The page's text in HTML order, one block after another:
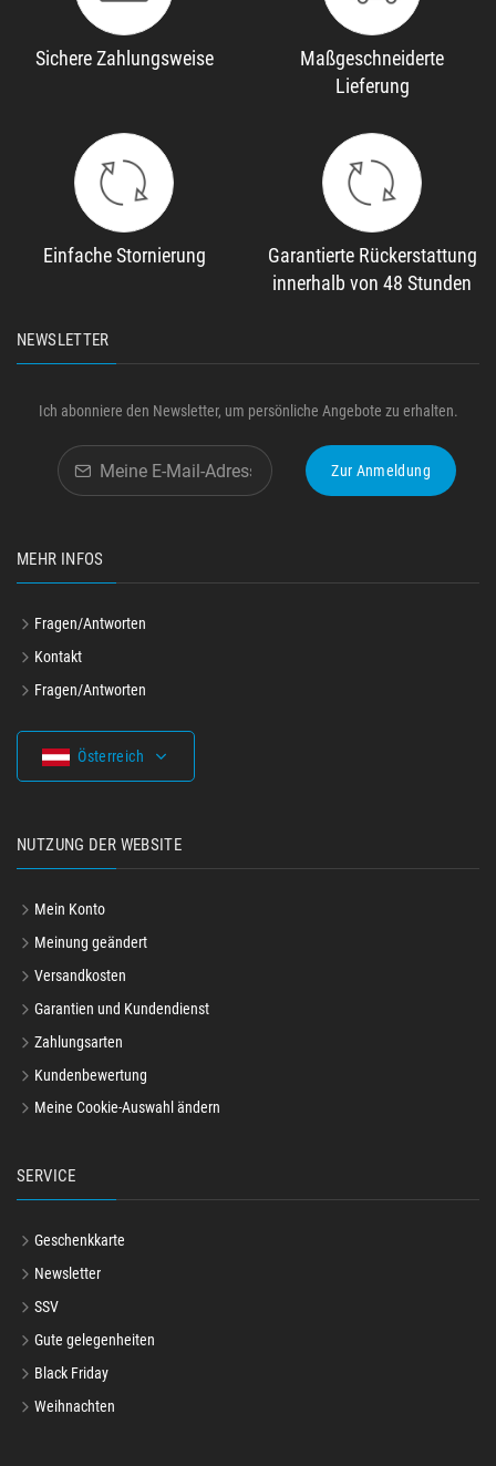
Sichere Zahlungsweise
Maßgeschneiderte
Lieferung
Einfache Stornierung
Garantierte Rückerstattung
innerhalb von 48 Stunden
NEWSLETTER
Ich abonniere den Newsletter, um persönliche Angebote zu erhalten.
Zur Anmeldung
MEHR INFOS
Fragen/Antworten
Kontakt
Fragen/Antworten
Österreich
NUTZUNG DER WEBSITE
Mein Konto
Meinung geändert
Versandkosten
Garantien und Kundendienst
Zahlungsarten
Kundenbewertung
Meine Cookie-Auswahl ändern
SERVICE
Geschenkkarte
Newsletter
SSV
Gute gelegenheiten
Black Friday
Weihnachten